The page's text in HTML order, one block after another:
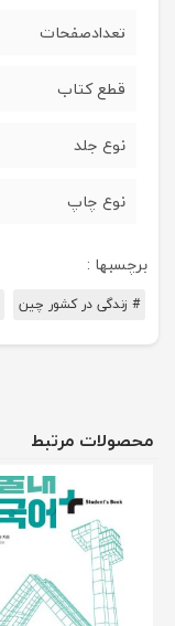
تعدادصفحات
قطع کتاب
نوع جلد
نوع چاپ
برچسبها :
# زندگی در کشور چین
محصولات مرتبط